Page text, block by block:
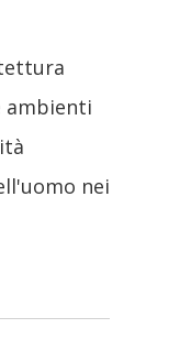
ambienti
nei